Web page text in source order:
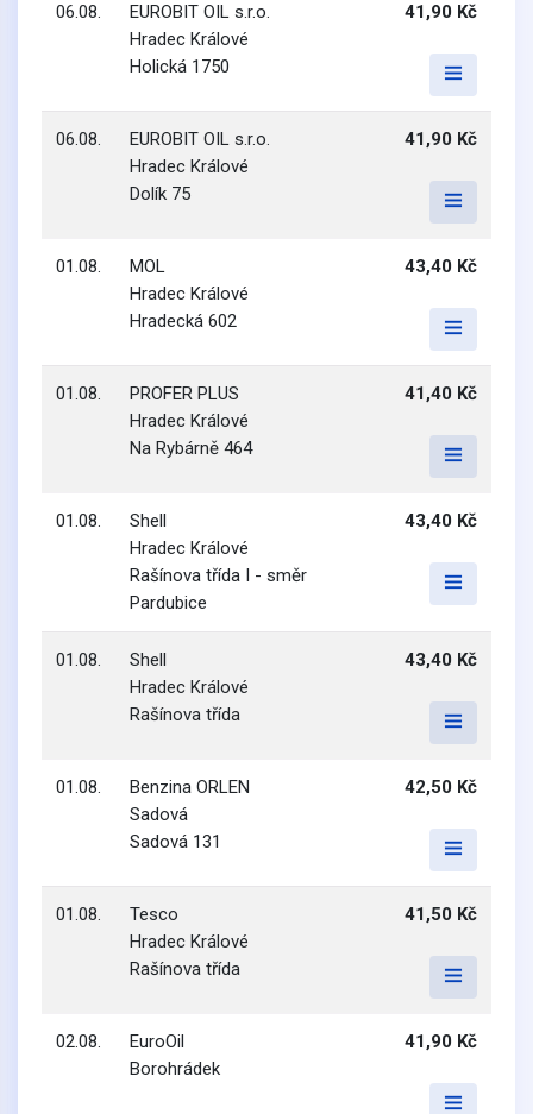
06.08.
EUROBIT OIL s.r.o.
Hradec Králové
Holická 1750
41,90 Kč
06.08.
EUROBIT OIL s.r.o.
Hradec Králové
Dolík 75
41,90 Kč
01.08.
MOL
Hradec Králové
Hradecká 602
43,40 Kč
01.08.
PROFER PLUS
Hradec Králové
Na Rybárně 464
41,40 Kč
01.08.
Shell
Hradec Králové
Rašínova třída I - směr
Pardubice
43,40 Kč
01.08.
Shell
Hradec Králové
Rašínova třída
43,40 Kč
01.08.
Benzina ORLEN
Sadová
Sadová 131
42,50 Kč
01.08.
Tesco
Hradec Králové
Rašínova třída
41,50 Kč
02.08.
EuroOil
Borohrádek
41,90 Kč